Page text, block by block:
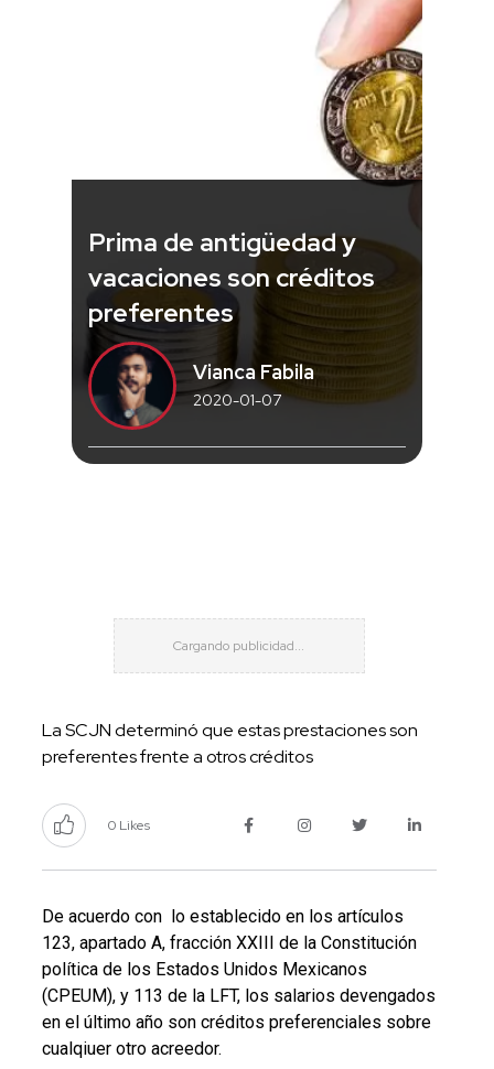
Prima de antigüedad y
vacaciones son créditos
preferentes
Vianca Fabila
2020-01-07
La SCJN determinó que estas prestaciones son
preferentes frente a otros créditos
0 Likes
De acuerdo con lo establecido en los artículos
123, apartado A, fracción XXIII de la Constitución
política de los Estados Unidos Mexicanos
(CPEUM), y 113 de la LFT, los salarios devengados
en el último año son créditos preferenciales sobre
cualqiuer otro acreedor.